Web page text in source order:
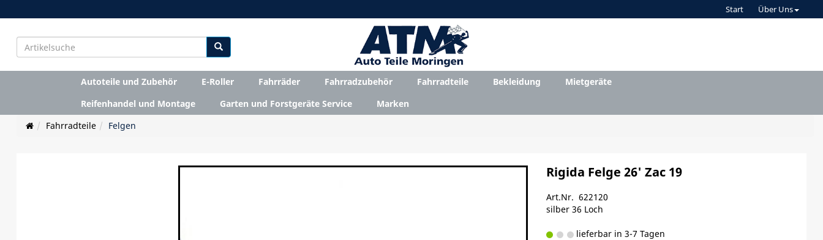
Start Über Uns
Autoteile und Zubehör E-Roller Fahrräder Fahrradzubehör Fahrradteile Bekleidung
Mietgeräte
Reifenhandel und Montage
Garten und Forstgeräte Service
Marken
Fahrradteile
Felgen
Rigida Felge 26' Zac 19
Art.Nr. 622120
silber 36 Loch
lieferbar in 3-7 Tagen